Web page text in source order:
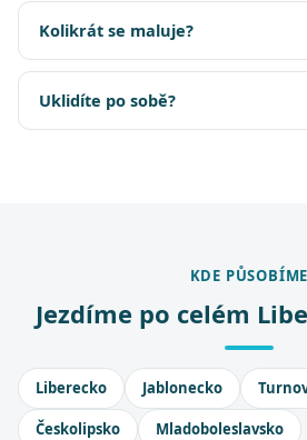
Kolikrát se maluje?
Uklidíte po sobě?
KDE PŮSOBÍME
Jezdíme po celém
Liberecko Jablonecko
Českolipsko Mladoboleslavsko